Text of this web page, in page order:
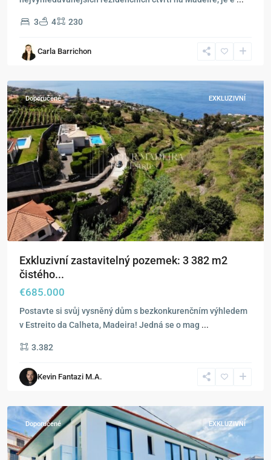
3 4 230
Carla Barrichon
Estreito
da
Doporučené EXKLUZIVNÍ
Exkluzivní zastavitelný pozemek: 3 382 m2
čistého...
€685.000
Postavte si svůj vysněný dům s bezkonkurenčním výhledem
v Estreito da Calheta, Madeira! Jedná se o mag ...
3.382
Kevin Fantazi M.A.
Doporučené EXKLUZIVNÍ